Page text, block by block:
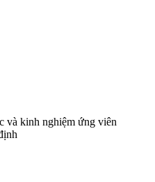
và kinh nghiệm ứng viên